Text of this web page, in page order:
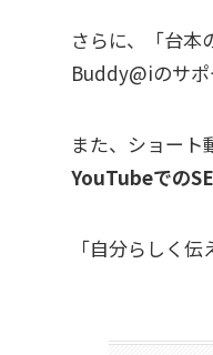
さらに、「台本
Buddy@iのサポ
また、ショート
YouTubeでの
「自分らしく